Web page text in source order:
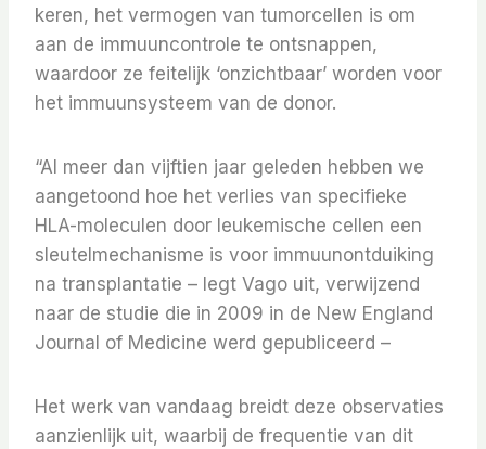
keren, het vermogen van tumorcellen is om
aan de immuuncontrole te ontsnappen,
waardoor ze feitelijk ‘onzichtbaar’ worden voor
het immuunsysteem van de donor.
“Al meer dan vijftien jaar geleden hebben we
aangetoond hoe het verlies van specifieke
HLA-moleculen door leukemische cellen een
sleutelmechanisme is voor immuunontduiking
na transplantatie – legt Vago uit, verwijzend
naar de studie die in 2009 in de New England
Journal of Medicine werd gepubliceerd –
Het werk van vandaag breidt deze observaties
aanzienlijk uit, waarbij de frequentie van dit